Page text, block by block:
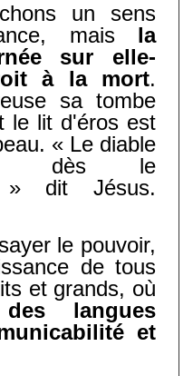
un sens
mais la
sur elle-
à la mort.
sa tombe
le lit d'éros est
« Le diable
dès le
» dit Jésus.
le pouvoir,
de tous
et grands, où
langues
et